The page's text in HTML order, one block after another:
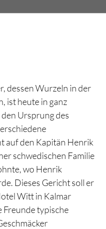
dessen Wurzeln in der
ist heute in ganz
Ursprung des
auf den Kapitän Henrik
schwedischen Familie
wo Henrik
Dieses Gericht soll er
Witt in Kalmar
Freunde typische